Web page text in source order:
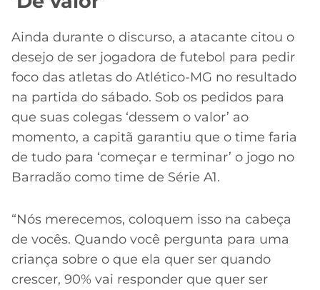
Ainda durante o discurso, a atacante citou o
desejo de ser jogadora de futebol para pedir
foco das atletas do Atlético-MG no resultado
na partida do sábado. Sob os pedidos para
que suas colegas ‘dessem o valor’ ao
momento, a capitã garantiu que o time faria
de tudo para ‘começar e terminar’ o jogo no
Barradão como time de Série A1.
“Nós merecemos, coloquem isso na cabeça
de vocês. Quando você pergunta para uma
criança sobre o que ela quer ser quando
crescer, 90% vai responder que quer ser